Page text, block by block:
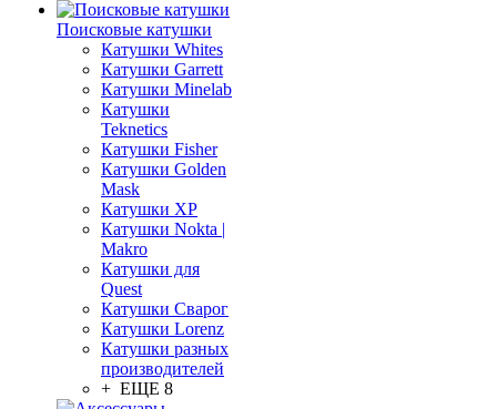
Поисковые катушки
Катушки Whites
Катушки Garrett
Катушки Minelab
Катушки
Teknetics
Катушки Fisher
Катушки Golden
Mask
Катушки XP
Катушки Nokta |
Makro
Катушки для
Quest
Катушки Сварог
Катушки Lorenz
Катушки разных
производителей
+ ЕЩЕ 8